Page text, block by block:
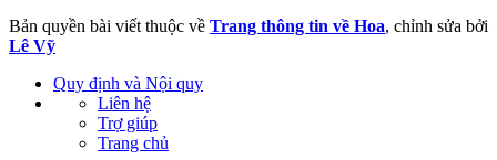
Bản quyền bài viết thuộc về Trang thông tin về Hoa, chỉnh sửa bởi
Lê Vỹ
Quy định và Nội quy
Liên hệ
Trợ giúp
Trang chủ